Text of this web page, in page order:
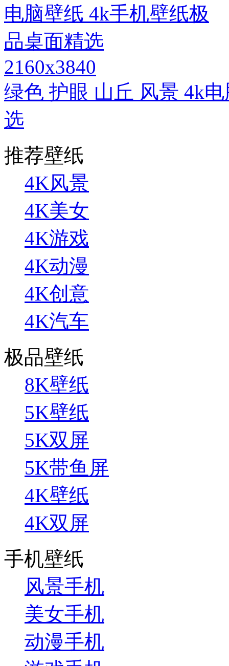
2160x3840
绿色 护眼 山丘 风景 4k
选
推荐壁纸
4K风景
4K美女
4K游戏
4K动漫
4K创意
4K汽车
极品壁纸
8K壁纸
5K壁纸
5K双屏
5K带鱼屏
4K壁纸
4K双屏
手机壁纸
风景手机
美女手机
动漫手机